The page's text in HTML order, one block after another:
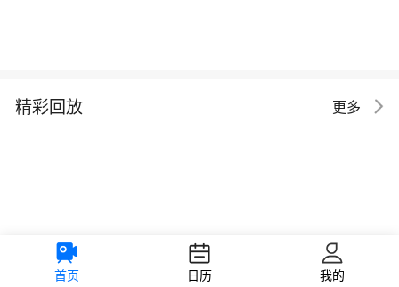
精彩回放 更多
首页 日历 我的